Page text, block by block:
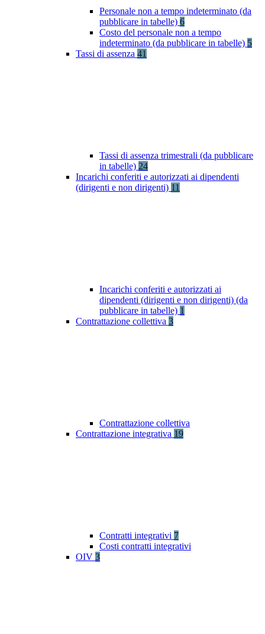
Personale non a tempo indeterminato (da
pubblicare in tabelle) 6
Costo del personale non a tempo
indeterminato (da pubblicare in tabelle) 5
Tassi di assenza 41
Tassi di assenza trimestrali (da pubblicare
in tabelle) 24
Incarichi conferiti e autorizzati ai dipendenti
(dirigenti e non dirigenti) 11
Incarichi conferiti e autorizzati ai
dipendenti (dirigenti e non dirigenti) (da
pubblicare in tabelle) 1
Contrattazione collettiva 3
Contrattazione collettiva
Contrattazione integrativa 19
Contratti integrativi 7
Costi contratti integrativi
OIV 3